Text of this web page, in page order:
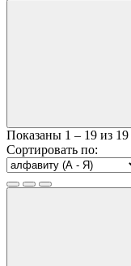
Показаны 1 – 19 из 19
Сортировать по: